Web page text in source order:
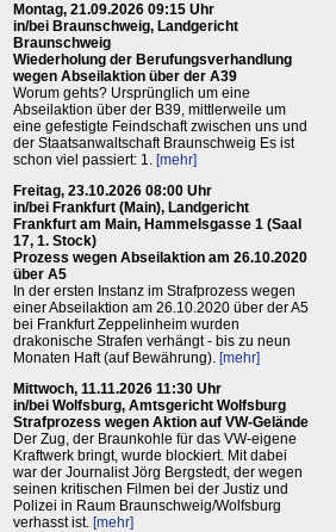
Montag, 21.09.2026 09:15 Uhr
in/bei Braunschweig, Landgericht
Braunschweig
Wiederholung der Berufungsverhandlung
wegen Abseilaktion über der A39
Worum gehts? Ursprünglich um eine
Abseilaktion über der B39, mittlerweile um
eine gefestigte Feindschaft zwischen uns und
der Staatsanwaltschaft Braunschweig Es ist
schon viel passiert: 1. [mehr]
Freitag, 23.10.2026 08:00 Uhr
in/bei Frankfurt (Main), Landgericht
Frankfurt am Main, Hammelsgasse 1 (Saal
17, 1. Stock)
Prozess wegen Abseilaktion am 26.10.2020
über A5
In der ersten Instanz im Strafprozess wegen
einer Abseilaktion am 26.10.2020 über der A5
bei Frankfurt Zeppelinheim wurden
drakonische Strafen verhängt - bis zu neun
Monaten Haft (auf Bewährung). [mehr]
Mittwoch, 11.11.2026 11:30 Uhr
in/bei Wolfsburg, Amtsgericht Wolfsburg
Strafprozess wegen Aktion auf VW-Gelände
Der Zug, der Braunkohle für das VW-eigene
Kraftwerk bringt, wurde blockiert. Mit dabei
war der Journalist Jörg Bergstedt, der wegen
seinen kritischen Filmen bei der Justiz und
Polizei in Raum Braunschweig/Wolfsburg
verhasst ist. [mehr]